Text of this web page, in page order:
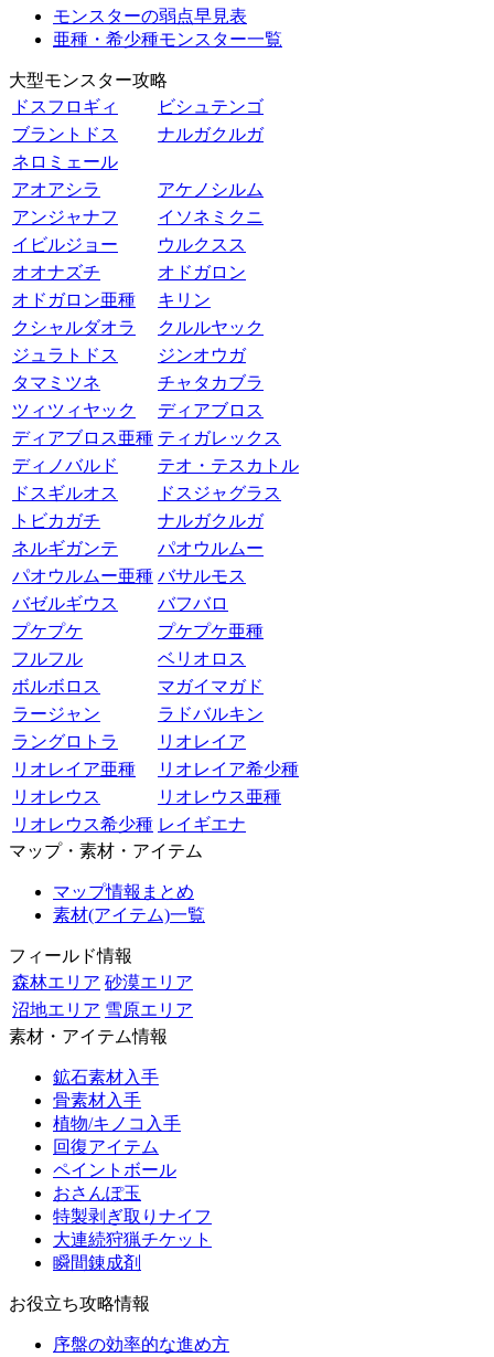
モンスターの弱点早見表
亜種・希少種モンスター一覧
大型モンスター攻略
ドスフロギィ
ビシュテンゴ
ブラントドス
ナルガクルガ
ネロミェール
アオアシラ
アケノシルム
アンジャナフ
イソネミクニ
イビルジョー
ウルクスス
オオナズチ
オドガロン
オドガロン亜種
キリン
クシャルダオラ
クルルヤック
ジュラトドス
ジンオウガ
タマミツネ
チャタカブラ
ツィツィヤック
ディアブロス
ディアブロス亜種 ティガレックス
ディノバルド
テオ・テスカトル
ドスギルオス
ドスジャグラス
トビカガチ
ナルガクルガ
ネルギガンテ
パオウルムー
パオウルムー亜種 バサルモス
バゼルギウス
バフバロ
プケプケ
プケプケ亜種
フルフル
ベリオロス
ボルボロス
マガイマガド
ラージャン
ラドバルキン
ラングロトラ
リオレイア
リオレイア亜種
リオレイア希少種
リオレウス
リオレウス亜種
リオレウス希少種 レイギエナ
マップ・素材・アイテム
マップ情報まとめ
素材(アイテム)一覧
フィールド情報
森林エリア 砂漠エリア
沼地エリア 雪原エリア
素材・アイテム情報
鉱石素材入手
骨素材入手
植物/キノコ入手
回復アイテム
ペイントボール
おさんぽ玉
特製剥ぎ取りナイフ
大連続狩猟チケット
瞬間錬成剤
お役立ち攻略情報
序盤の効率的な進め方